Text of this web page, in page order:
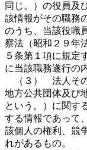
同じ。）の役員及
該情報がその職務
のうち、当該役職
察法（昭和２９年
５条第１項に規定
に当該職務遂行の
（３） 法人その
地方公共団体及び
という。）に関す
する情報であって
該個人の権利、競
れがあるもの。